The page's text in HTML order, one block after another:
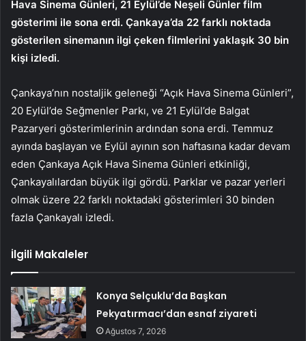
Hava Sinema Günleri, 21 Eylül’de Neşeli Günler film
gösterimi ile sona erdi. Çankaya’da 22 farklı noktada
gösterilen sinemanın ilgi çeken filmlerini yaklaşık 30 bin
kişi izledi.
Çankaya’nın nostaljik geleneği “Açık Hava Sinema Günleri”,
20 Eylül’de Seğmenler Parkı, ve 21 Eylül’de Balgat
Pazaryeri gösterimlerinin ardından sona erdi. Temmuz
ayında başlayan ve Eylül ayının son haftasına kadar devam
eden Çankaya Açık Hava Sinema Günleri etkinliği,
Çankayalılardan büyük ilgi gördü. Parklar ve pazar yerleri
olmak üzere 22 farklı noktadaki gösterimleri 30 binden
fazla Çankayalı izledi.
İlgili Makaleler
Konya Selçuklu’da Başkan
Pekyatırmacı’dan esnaf ziyareti
Ağustos 7, 2026